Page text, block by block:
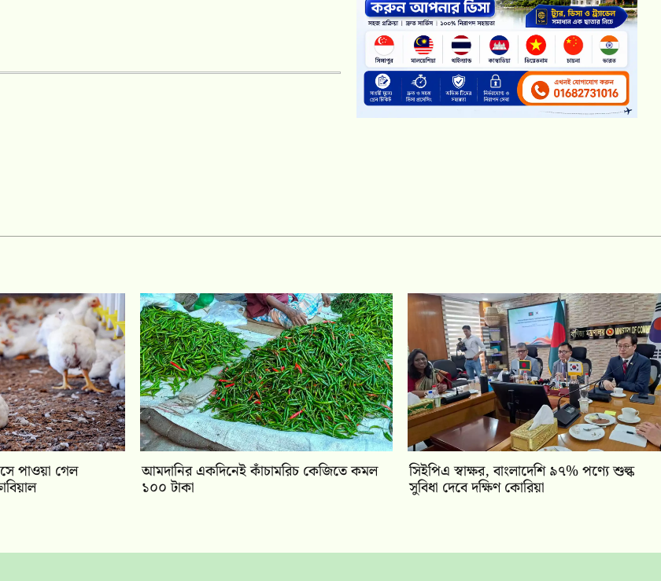
পাওয়া গেল আমদানির একদিনেই কাঁচামরিচ কেজিতে কমল
১০০ টাকা
সিইপিএ স্বাক্ষর, বাংলাদেশি ৯৭% পণ্যে শুল্ক
সুবিধা দেবে দক্ষিণ কোরিয়া